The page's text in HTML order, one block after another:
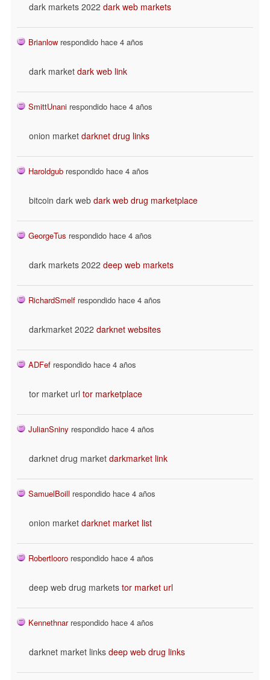
dark markets 2022 dark web markets
Brianlow respondido hace 4 años
dark market dark web link
SmittUnani respondido hace 4 años
onion market darknet drug links
Haroldgub respondido hace 4 años
bitcoin dark web dark web drug marketplace
GeorgeTus respondido hace 4 años
dark markets 2022 deep web markets
RichardSmelf respondido hace 4 años
darkmarket 2022 darknet websites
ADFef respondido hace 4 años
tor market url tor marketplace
JulianSniny respondido hace 4 años
darknet drug market darkmarket link
SamuelBoill respondido hace 4 años
onion market darknet market list
Robertlooro respondido hace 4 años
deep web drug markets tor market url
Kennethnarrespondido hace 4 años
darknet market links deep web drug links